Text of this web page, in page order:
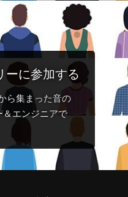
ーに参加する
ら集まった音の
エンジニアで